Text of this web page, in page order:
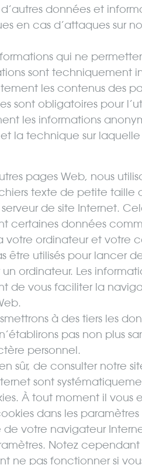
données et
en cas d’attaques sur
qui ne
sont techniquement
les contenus des
sont obligatoires pour
les informations
la technique sur laquelle
pages Web, nous
texte de petite taille
de site Internet.
certaines données
votre ordinateur et votre
être utilisés pour lancer
un ordinateur. Les
de vous faciliter la
à des tiers les
pas non plus
personnel.
sûr, de consulter notre
sont
À tout moment il vous
dans les
de votre navigateur
Notez
ne pas fonctionner si